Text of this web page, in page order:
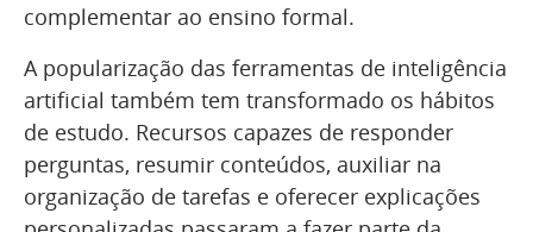
complementar ao ensino formal.
A popularização das ferramentas de inteligência
artificial também tem transformado os hábitos
de estudo. Recursos capazes de responder
perguntas, resumir conteúdos, auxiliar na
organização de tarefas e oferecer explicações